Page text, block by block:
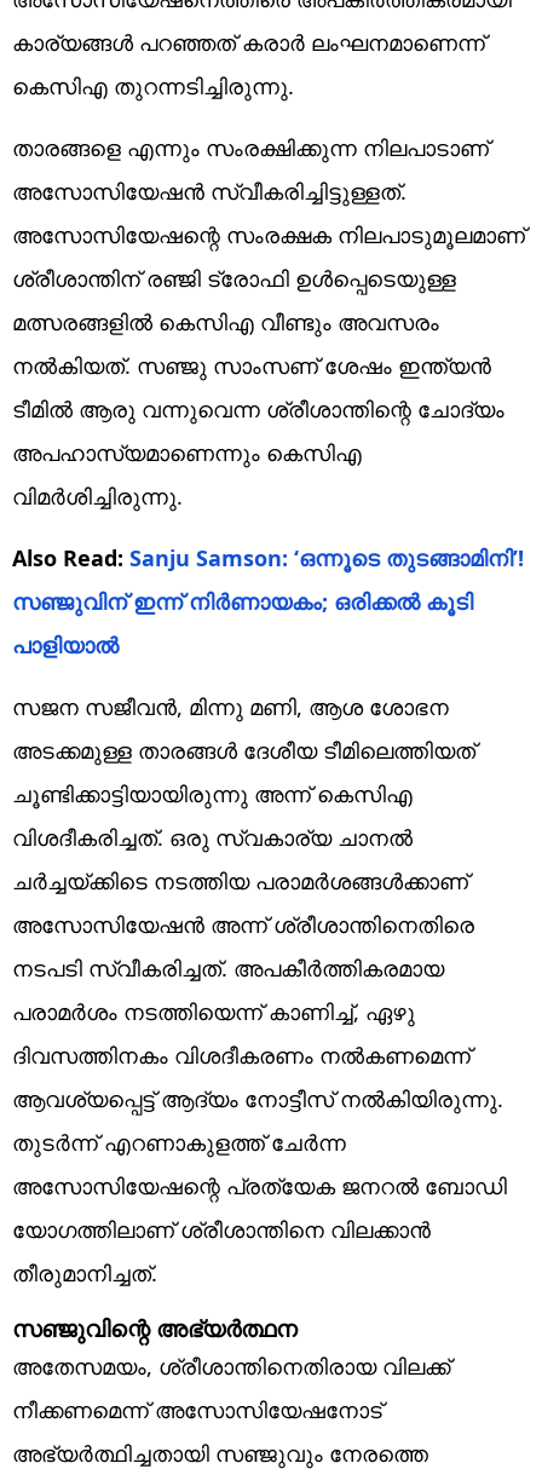
കാര്യങ്ങള്‍ പറഞ്ഞത് കരാര്‍ ലംഘനമാണെന്ന്
കെസിഎ തുറന്നടിച്ചിരുന്നു.
താരങ്ങളെ എന്നും സംരക്ഷിക്കുന്ന നിലപാടാണ്
അസോസിയേഷന്‍ സ്വീകരിച്ചിട്ടുള്ളത്.
അസോസിയേഷന്റെ സംരക്ഷക നിലപാടുമൂലമാണ്
ശ്രീശാന്തിന് രഞ്ജി ട്രോഫി ഉള്‍പ്പെടെയുള്ള
മത്സരങ്ങളില്‍ കെസിഎ വീണ്ടും അവസരം
നല്‍കിയത്. സഞ്ജു സാംസണ് ശേഷം ഇന്ത്യന്‍
ടീമില്‍ ആരു വന്നുവെന്ന ശ്രീശാന്തിന്റെ ചോദ്യം
അപഹാസ്യമാണെന്നും കെസിഎ
വിമര്‍ശിച്ചിരുന്നു.
Also Read: Sanju Samson: ‘ഒന്നൂടെ തുടങ്ങാമിനി’!
സഞ്ജുവിന് ഇന്ന് നിര്‍ണായകം; ഒരിക്കല്‍ കൂടി
പാളിയാല്‍
സജന സജീവന്‍, മിന്നു മണി, ആശ ശോഭന
അടക്കമുള്ള താരങ്ങള്‍ ദേശീയ ടീമിലെത്തിയത്
ചൂണ്ടിക്കാട്ടിയായിരുന്നു അന്ന് കെസിഎ
വിശദീകരിച്ചത്. ഒരു സ്വകാര്യ ചാനല്‍
ചര്‍ച്ചയ്ക്കിടെ നടത്തിയ പരാമര്‍ശങ്ങള്‍ക്കാണ്
അസോസിയേഷന്‍ അന്ന് ശ്രീശാന്തിനെതിരെ
നടപടി സ്വീകരിച്ചത്. അപകീര്‍ത്തികരമായ
പരാമര്‍ശം നടത്തിയെന്ന് കാണിച്ച്, ഏഴു
ദിവസത്തിനകം വിശദീകരണം നല്‍കണമെന്ന്
ആവശ്യപ്പെട്ട് ആദ്യം നോട്ടീസ് നല്‍കിയിരുന്നു.
തുടര്‍ന്ന് എറണാകുളത്ത് ചേര്‍ന്ന
അസോസിയേഷന്റെ പ്രത്യേക ജനറല്‍ ബോഡി
യോഗത്തിലാണ് ശ്രീശാന്തിനെ വിലക്കാന്‍
തീരുമാനിച്ചത്.
സഞ്ജുവിന്റെ അഭ്യര്‍ത്ഥന
അതേസമയം, ശ്രീശാന്തിനെതിരായ വിലക്ക്
നീക്കണമെന്ന് അസോസിയേഷനോട്
അഭ്യര്‍ത്ഥിച്ചതായി സഞ്ജുവും നേരത്തെ